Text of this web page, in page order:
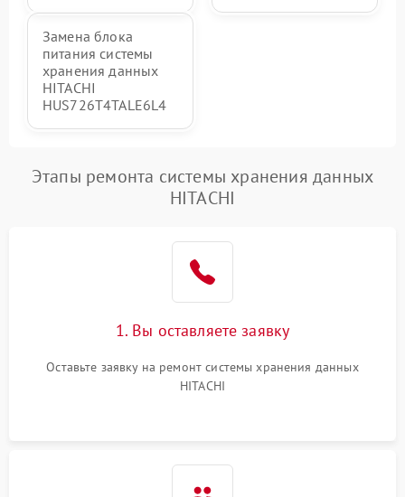
Замена блока
питания системы
хранения данных
HITACHI
HUS726T4TALE6L4
Этапы ремонта системы хранения данных
HITACHI
1. Вы оставляете заявку
Оставьте заявку на ремонт системы хранения данных
HITACHI